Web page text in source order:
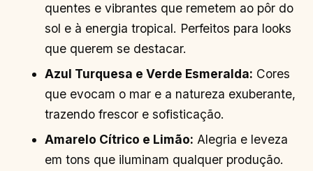
quentes e vibrantes que remetem ao pôr do
sol e à energia tropical. Perfeitos para looks
que querem se destacar.
Azul Turquesa e Verde Esmeralda: Cores
que evocam o mar e a natureza exuberante,
trazendo frescor e sofisticação.
Amarelo Cítrico e Limão: Alegria e leveza
em tons que iluminam qualquer produção.